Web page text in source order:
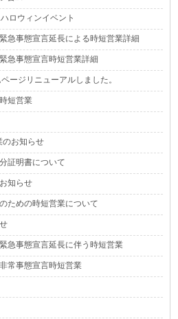
ロウィンイベント
急事態宣言延長による時短営業詳細
急事態宣言時短営業詳細
ージリニューアルしました。
短営業
のお知らせ
証明書について
知らせ
ための時短営業について
急事態宣言延長に伴う時短営業
常事態宣言時短営業